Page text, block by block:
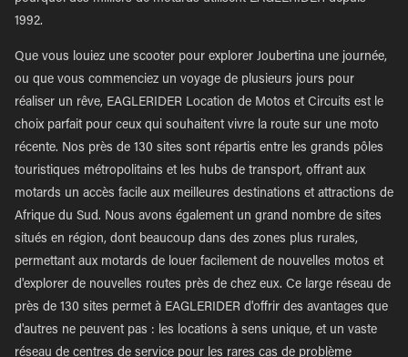
1992.
Que vous louiez une scooter pour explorer Joubertina une journée,
ou que vous commenciez un voyage de plusieurs jours pour
réaliser un rêve, EAGLERIDER Location de Motos et Circuits est le
choix parfait pour ceux qui souhaitent vivre la route sur une moto
récente. Nos près de 130 sites sont répartis entre les grands pôles
touristiques métropolitains et les hubs de transport, offrant aux
motards un accès facile aux meilleures destinations et attractions de
Afrique du Sud. Nous avons également un grand nombre de sites
situés en région, dont beaucoup dans des zones plus rurales,
permettant aux motards de louer facilement de nouvelles motos et
d'explorer de nouvelles routes près de chez eux. Ce large réseau de
près de 130 sites permet à EAGLERIDER d'offrir des avantages que
d'autres ne peuvent pas : les locations à sens unique, et un vaste
réseau de centres de service pour les rares cas de problème